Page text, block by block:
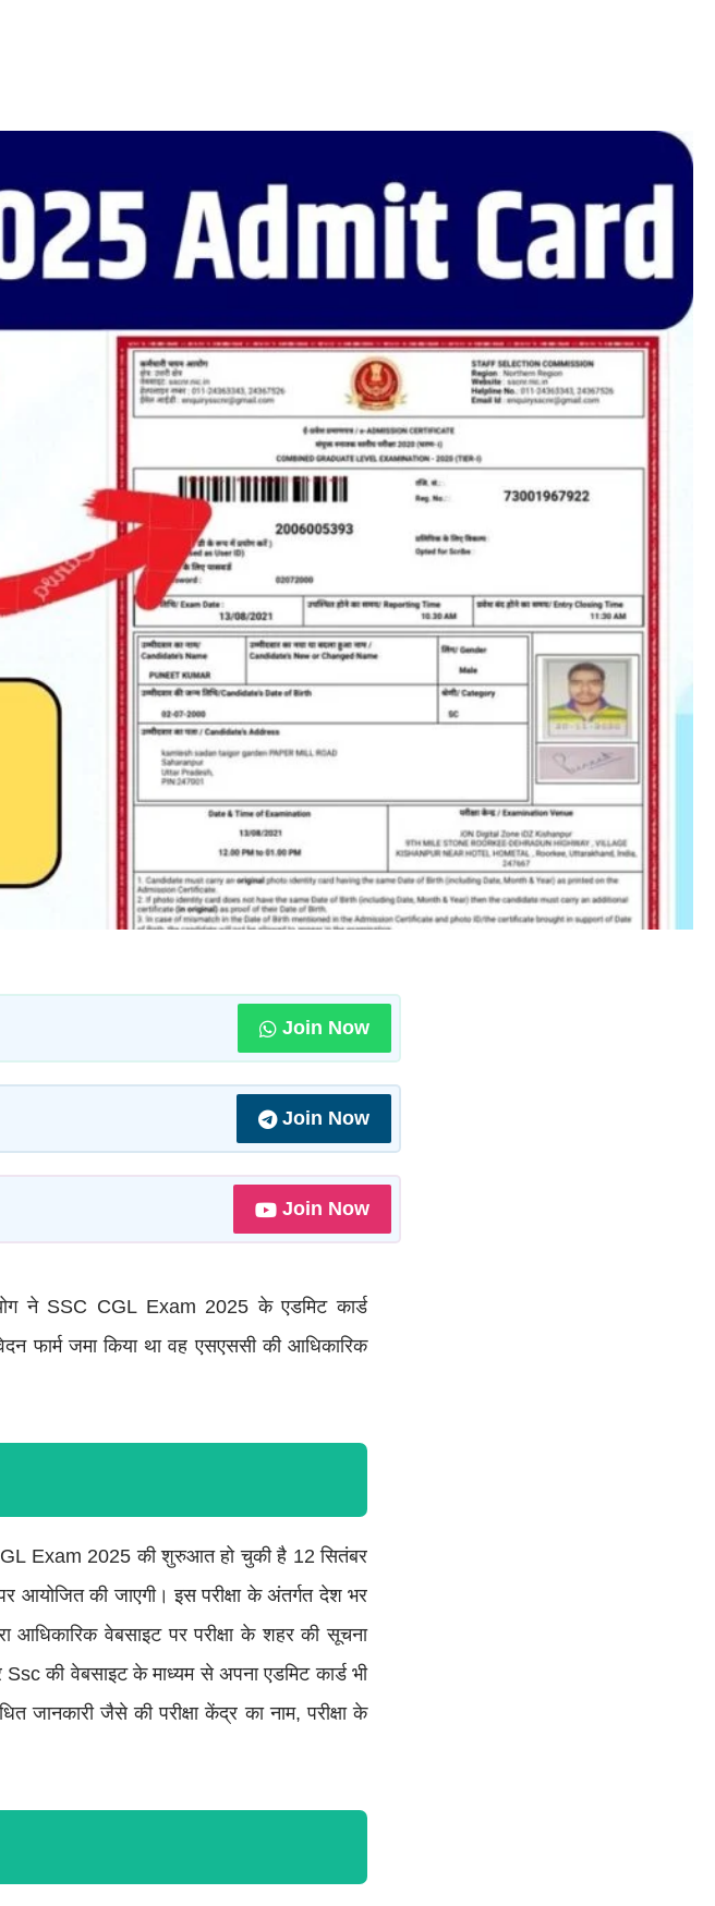
Join Now
Join Now
Join Now
ने SSC CGL Exam 2025 के एडमिट कार्ड
फार्म जमा किया था वह एसएससी की आधिकारिक
Exam 2025 की शुरुआत हो चुकी है 12 सितंबर
आयोजित की जाएगी। इस परीक्षा के अंतर्गत देश भर
आधिकारिक वेबसाइट पर परीक्षा के शहर की सूचना
की वेबसाइट के माध्यम से अपना एडमिट कार्ड भी
जानकारी जैसे की परीक्षा केंद्र का नाम, परीक्षा के